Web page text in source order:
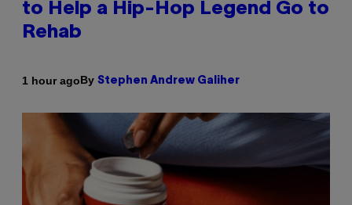
to Help a Hip-Hop Legend Go to
Rehab
1 hour agoBy Stephen Andrew Galiher